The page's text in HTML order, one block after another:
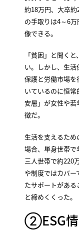
約18万円、大卒
の手取りは4～6
像できる。
「貧困」と聞く
い。しかし、生
保護と労働市場
いているのに恒
安層」が女性や
徴だ。
生活を支えるた
場合、単身世帯で
三人世帯で約220
や制度ではカバ
たサポートがあ
と締めくくった。
②ESG情